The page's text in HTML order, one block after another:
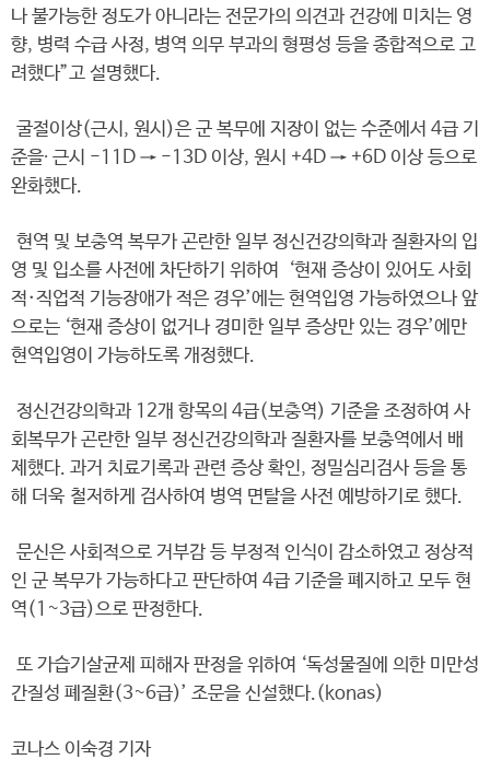
나 불가능한 정도가 아니라는 전문가의 의견과 건강에 미치는 영
향, 병력 수급 사정, 병역 의무 부과의 형평성 등을 종합적으로 고
려했다”고 설명했다.
굴절이상(근시, 원시)은 군 복무에 지장이 없는 수준에서 4급 기
준을∙ 근시 -11D → -13D 이상, 원시 +4D → +6D 이상 등으로
완화했다.
현역 및 보충역 복무가 곤란한 일부 정신건강의학과 질환자의 입
영 및 입소를 사전에 차단하기 위하여 ‘현재 증상이 있어도 사회
적·직업적 기능장애가 적은 경우’에는 현역입영 가능하였으나 앞
으로는 ‘현재 증상이 없거나 경미한 일부 증상만 있는 경우’에만
현역입영이 가능하도록 개정했다.
정신건강의학과 12개 항목의 4급(보충역) 기준을 조정하여 사
회복무가 곤란한 일부 정신건강의학과 질환자를 보충역에서 배
제했다. 과거 치료기록과 관련 증상 확인, 정밀심리검사 등을 통
해 더욱 철저하게 검사하여 병역 면탈을 사전 예방하기로 했다.
문신은 사회적으로 거부감 등 부정적 인식이 감소하였고 정상적
인 군 복무가 가능하다고 판단하여 4급 기준을 폐지하고 모두 현
역(1~3급)으로 판정한다.
또 가습기살균제 피해자 판정을 위하여 ‘독성물질에 의한 미만성
간질성 폐질환(3~6급)’ 조문을 신설했다.(konas)
코나스 이숙경 기자